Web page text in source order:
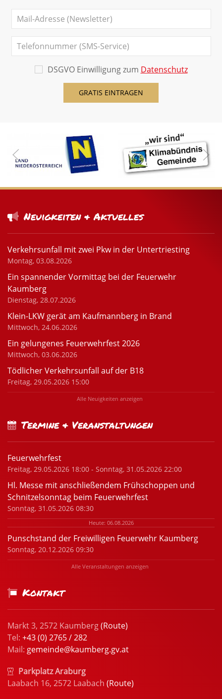
DSGVO Einwilligung zum Datenschutz
Neuigkeiten & Aktuelles
Verkehrsunfall mit zwei Pkw in der Untertriesting
Montag, 03.08.2026
Ein spannender Vormittag bei der Feuerwehr
Kaumberg
Dienstag, 28.07.2026
Klein-LKW gerät am Kaufmannberg in Brand
Mittwoch, 24.06.2026
Ein gelungenes Feuerwehrfest 2026
Mittwoch, 03.06.2026
Tödlicher Verkehrsunfall auf der B18
Freitag, 29.05.2026 15:00
Alle Neuigkeiten anzeigen
Termine & Veranstaltungen
Feuerwehrfest
Freitag, 29.05.2026 18:00 - Sonntag, 31.05.2026 22:00
Hl. Messe mit anschließendem Frühschoppen und
Schnitzelsonntag beim Feuerwehrfest
Sonntag, 31.05.2026 08:30
Heute: 06.08.2026
Punschstand der Freiwilligen Feuerwehr Kaumberg
Sonntag, 20.12.2026 09:30
Alle Veranstaltungen anzeigen
Kontakt
Markt 3, 2572 Kaumberg(Route)
Tel: +43 (0) 2765 / 282
Mail: gemeinde@kaumberg.gv.at
Parkplatz Araburg
Laabach 16, 2572 Laabach (Route)